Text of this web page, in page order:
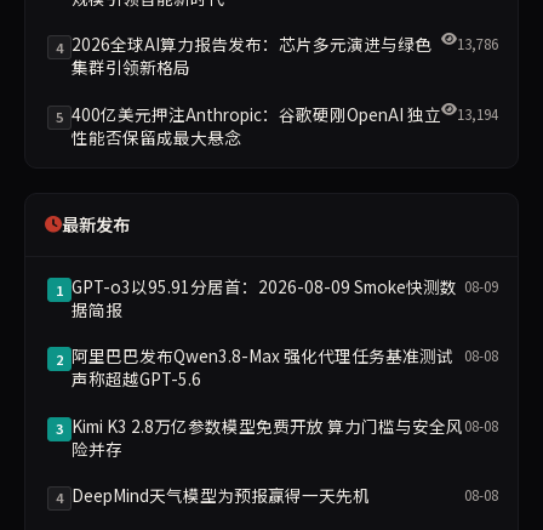
4 2026全球AI算力报告发布：芯片多元演进与绿色
集群引领新格局
13,786
5 400亿美元押注Anthropic：谷歌硬刚OpenAI 独立
性能否保留成最大悬念
13,194
最新发布
1 GPT-o3以95.91分居首：2026-08-09 Smoke快测数
据简报
08-09
2 阿里巴巴发布Qwen3.8-Max 强化代理任务基准测试
声称超越GPT-5.6
08-08
3 Kimi K3 2.8万亿参数模型免费开放 算力门槛与安全风
险并存
08-08
4 DeepMind天气模型为预报赢得一天先机 08-08